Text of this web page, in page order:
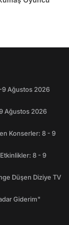
9 Ağustos 2026
Ağustos 2026
Konserler: 8 - 9
8 - 9
Düşen Diziye TV
Giderim"